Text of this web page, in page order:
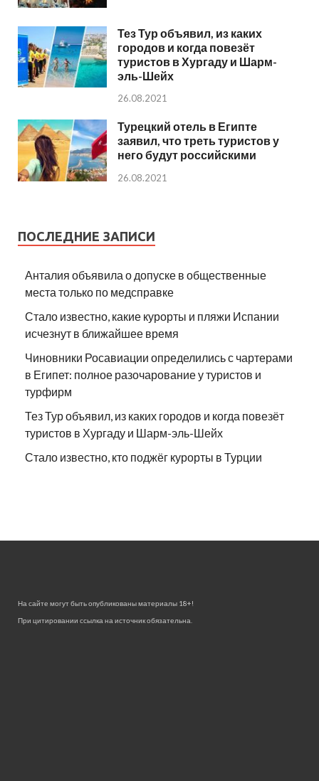
Тез Тур объявил, из каких
городов и когда повезёт
туристов в Хургаду и Шарм-
эль-Шейх
26.08.2021
Турецкий отель в Египте
заявил, что треть туристов у
него будут российскими
26.08.2021
ПОСЛЕДНИЕ ЗАПИСИ
Анталия объявила о допуске в общественные
места только по медсправке
Стало известно, какие курорты и пляжи Испании
исчезнут в ближайшее время
Чиновники Росавиации определились с чартерами
в Египет: полное разочарование у туристов и
турфирм
Тез Тур объявил, из каких городов и когда повезёт
туристов в Хургаду и Шарм-эль-Шейх
Стало известно, кто поджёг курорты в Турции
На сайте могут быть опубликованы материалы 18+!
При цитировании ссылка на источник обязательна.